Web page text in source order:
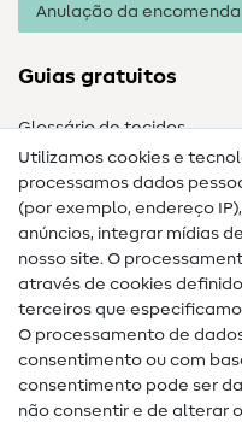
Anulação da encomenda
Guias gratuitos
Glossário de tecidos
Guias de costura
Ajuda e contacto
Contacto
Mudança de proprietário
Perguntas frequentes (FAQ)
Utilizamos cookies e
processamos dados
(por exemplo, endereço
anúncios, integrar mídias
nosso site. O
através de cookies
terceiros que
O processamento de
consentimento ou com
consentimento pode ser
não consentir e de alterar